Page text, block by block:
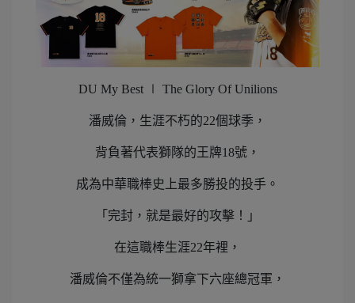
DU My Best ∣ The Glory Of Unilions
潘威倫，生涯不朽的22個球季，
背負著代表獅隊的王牌18號，
成為中華職棒史上最多勝投的投手。
「完封，就是最好的攻擊！」
在這職棒生涯22年裡，
潘威倫不僅為統一獅拿下六座總冠軍，